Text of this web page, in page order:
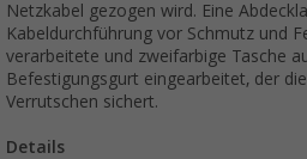
Netzkabel gezogen wird. Eine
Kabeldurchführung vor Schmutz und
verarbeitete und zweifarbige Tasche
Befestigungsgurt eingearbeitet, der
Verrutschen sichert.
Details